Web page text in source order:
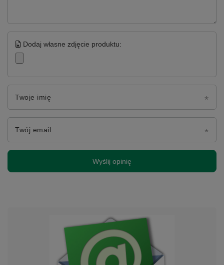
Dodaj własne zdjęcie produktu:
Twoje imię
Twój email
Wyślij opinię